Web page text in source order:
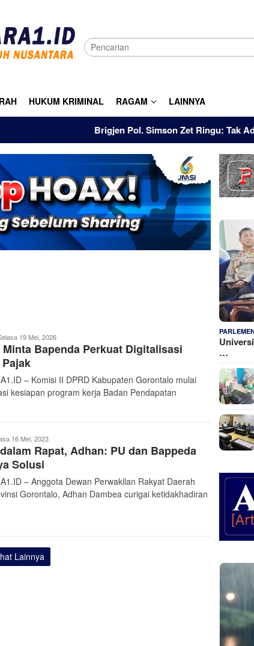
HUKUM KRIMINAL RAGAM LAINNYA
Brigjen Pol. Simson Zet Ringu: Tak Ada Istilah
19 Mei, 2026
Bapenda Perkuat Digitalisasi
– Komisi II DPRD Kabupaten Gorontalo mulai
kesiapan program kerja Badan Pendapatan
16 Mei, 2023
Rapat, Adhan: PU dan Bappeda
Solusi
– Anggota Dewan Perwakilan Rakyat Daerah
Gorontalo, Adhan Dambea curigai ketidakhadiran
Lainnya
…